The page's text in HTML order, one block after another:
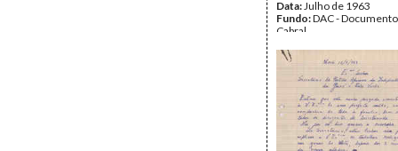
Data:Julho de 1963
Fundo:DAC -
Cabral
Página(s):